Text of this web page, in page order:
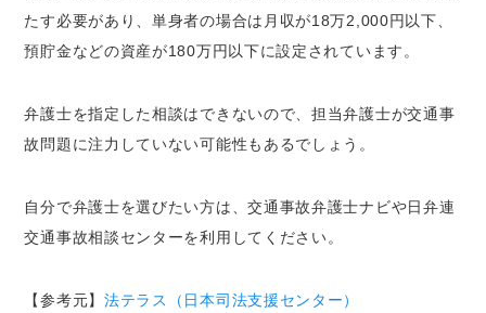
たす必要があり、単身者の場合は月収が18万2,000円以下、
預貯金などの資産が180万円以下に設定されています。
弁護士を指定した相談はできないので、担当弁護士が交通事
故問題に注力していない可能性もあるでしょう。
自分で弁護士を選びたい方は、交通事故弁護士ナビや日弁連
交通事故相談センターを利用してください。
【参考元】 法テラス（日本司法支援センター）